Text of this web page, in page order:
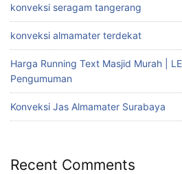
konveksi seragam tangerang
konveksi almamater terdekat
Harga Running Text Masjid Murah |
Pengumuman
Konveksi Jas Almamater Surabaya
Recent Comments